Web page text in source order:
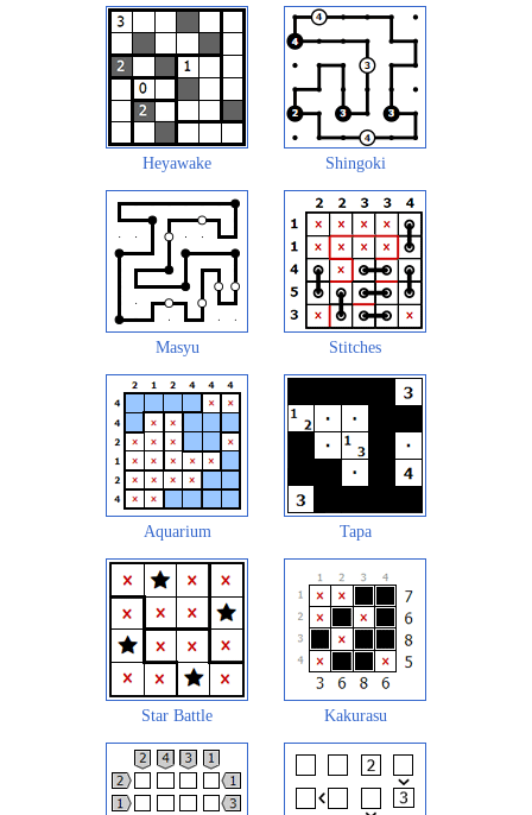
Heyawake Shingoki
Masyu Stitches
Aquarium Tapa
Star Battle Kakurasu